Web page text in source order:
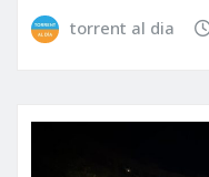
torrent al dia